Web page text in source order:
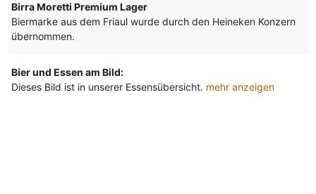
Birra Moretti Premium Lager
Biermarke aus dem Friaul wurde durch den Heineken Konzern
übernommen.
Bier und Essen am Bild:
Dieses Bild ist in unserer Essensübersicht. mehr anzeigen